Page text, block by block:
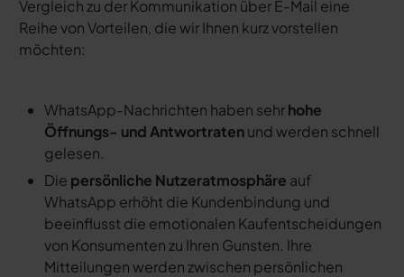
Vergleich zu der Kommunikation über E-Mail eine
Reihe von Vorteilen, die wir Ihnen kurz vorstellen
möchten:
WhatsApp-Nachrichten haben sehrhohe
Öffnungs- und Antwortratenund werden schnell
gelesen.
Die persönliche Nutzeratmosphäre auf
WhatsApp erhöht die Kundenbindung und
beeinflusst die emotionalen Kaufentscheidungen
von Konsumenten zu Ihren Gunsten. Ihre
Mitteilungen werden zwischen persönlichen